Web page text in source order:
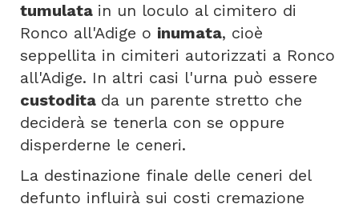
tumulata in un loculo al cimitero di
Ronco all'Adige o inumata, cioè
seppellita in cimiteri autorizzati a Ronco
all'Adige. In altri casi l'urna può essere
custodita da un parente stretto che
deciderà se tenerla con se oppure
disperderne le ceneri.
La destinazione finale delle ceneri del
defunto influirà sui costi cremazione